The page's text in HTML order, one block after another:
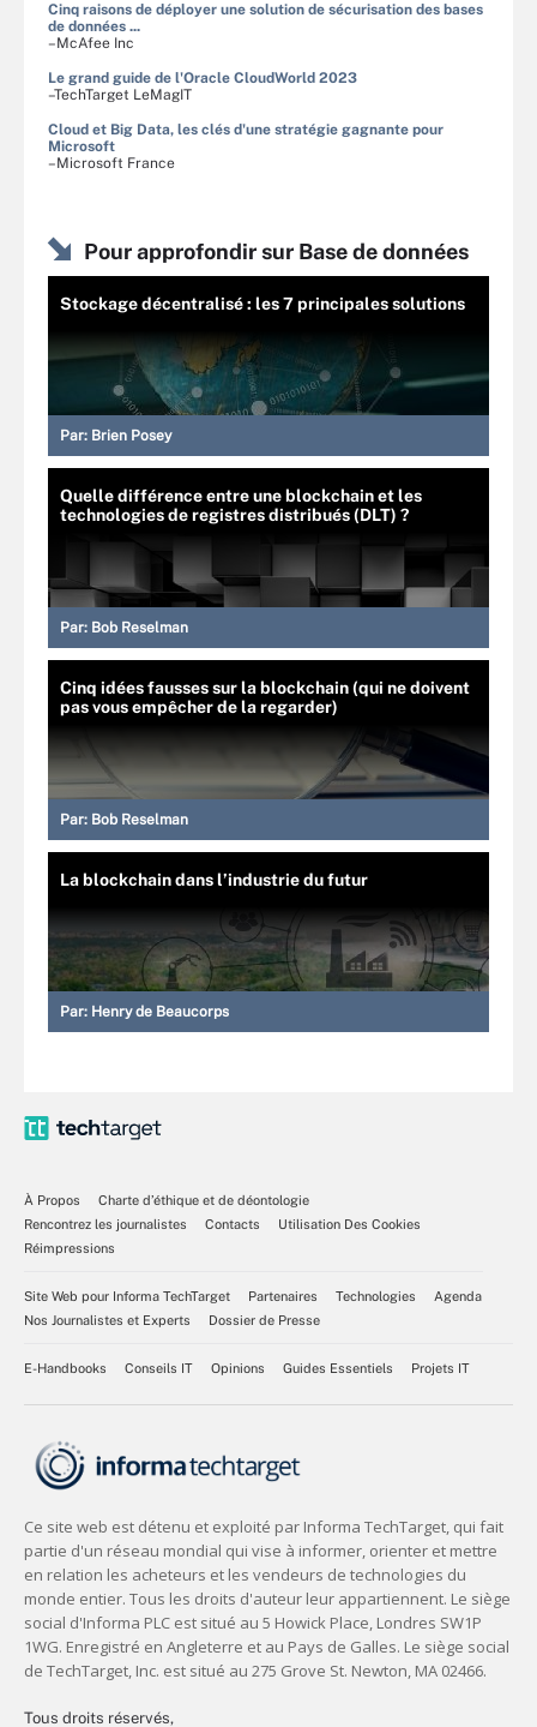
Cinq raisons de déployer une solution de sécurisation des bases
de données ...
–McAfee Inc
Le grand guide de l'Oracle CloudWorld 2023
–TechTarget LeMagIT
Cloud et Big Data, les clés d'une stratégie gagnante pour
Microsoft
–Microsoft France
Pour approfondir sur Base de données
Stockage décentralisé : les 7 principales solutions
Par: Brien Posey
Quelle différence entre une blockchain et les
technologies de registres distribués (DLT) ?
Par: Bob Reselman
Cinq idées fausses sur la blockchain (qui ne doivent
pas vous empêcher de la regarder)
Par: Bob Reselman
La blockchain dans l’industrie du futur
Par: Henry de Beaucorps
À Propos
Charte d’éthique et de déontologie
Rencontrez les journalistes
Contacts
Utilisation Des Cookies
Réimpressions
Site Web pour Informa TechTarget Partenaires Technologies
Agenda
Nos Journalistes et Experts
Dossier de Presse
E-Handbooks Conseils IT Opinions Guides Essentiels Projets IT
Tous droits réservés,